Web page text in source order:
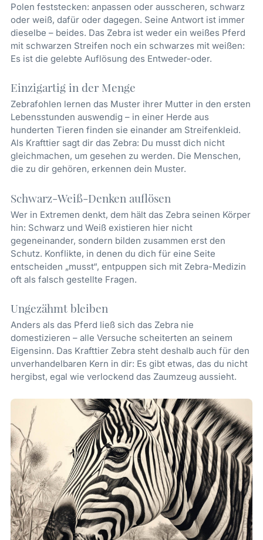
Polen feststecken: anpassen oder ausscheren, schwarz
oder weiß, dafür oder dagegen. Seine Antwort ist immer
dieselbe – beides. Das Zebra ist weder ein weißes Pferd
mit schwarzen Streifen noch ein schwarzes mit weißen:
Es ist die gelebte Auflösung des Entweder-oder.
Einzigartig in der Menge
Zebrafohlen lernen das Muster ihrer Mutter in den ersten
Lebensstunden auswendig – in einer Herde aus
hunderten Tieren finden sie einander am Streifenkleid.
Als Krafttier sagt dir das Zebra: Du musst dich nicht
gleichmachen, um gesehen zu werden. Die Menschen,
die zu dir gehören, erkennen dein Muster.
Schwarz-Weiß-Denken auflösen
Wer in Extremen denkt, dem hält das Zebra seinen Körper
hin: Schwarz und Weiß existieren hier nicht
gegeneinander, sondern bilden zusammen erst den
Schutz. Konflikte, in denen du dich für eine Seite
entscheiden „musst“, entpuppen sich mit Zebra-Medizin
oft als falsch gestellte Fragen.
Ungezähmt bleiben
Anders als das Pferd ließ sich das Zebra nie
domestizieren – alle Versuche scheiterten an seinem
Eigensinn. Das Krafttier Zebra steht deshalb auch für den
unverhandelbaren Kern in dir: Es gibt etwas, das du nicht
hergibst, egal wie verlockend das Zaumzeug aussieht.